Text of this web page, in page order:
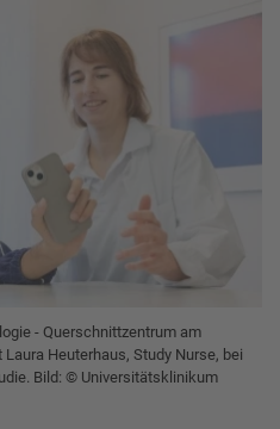
- Querschnittzentrum am
Heuterhaus, Study Nurse, bei
Bild: © Universitätsklinikum